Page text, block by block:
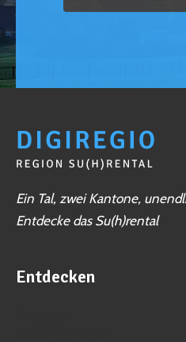
Ein Tal, zwei Kantone,
Entdecke das Su(h)rental
Entdecken